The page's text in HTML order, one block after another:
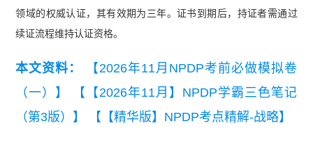
领域的权威认证，其有效期为三年。证书到期后，持证者需通过
续证流程维持认证资格。
本文资料：
【2026年11月NPDP考前必做模拟卷
（一）】
【【2026年11月】NPDP学霸三色笔记
（第3版）】
【【精华版】NPDP考点精解-战略】